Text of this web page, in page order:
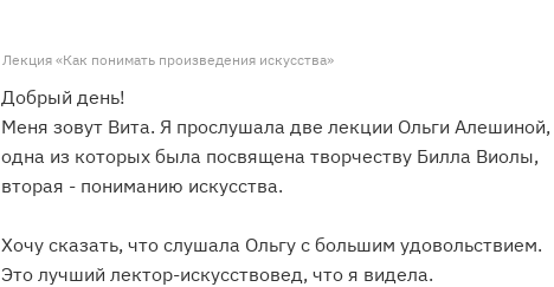
Лекция «Как понимать произведения искусства»
Добрый день!
Меня зовут Вита. Я прослушала две лекции Ольги Алешиной,
одна из которых была посвящена творчеству Билла Виолы,
вторая - пониманию искусства.
Хочу сказать, что слушала Ольгу с большим удовольствием.
Это лучший лектор-искусствовед, что я видела.